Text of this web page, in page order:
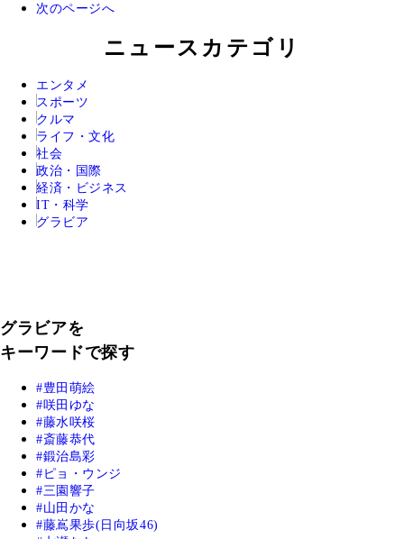
次のページへ
ニュースカテゴリ
エンタメ
スポーツ
クルマ
ライフ・文化
社会
政治・国際
経済・ビジネス
IT・科学
グラビア
グラビアを
キーワードで探す
豊田萌絵
咲田ゆな
藤水咲桜
斎藤恭代
鍛治島彩
ピョ・ウンジ
三園響子
山田かな
藤嶌果歩(日向坂46)